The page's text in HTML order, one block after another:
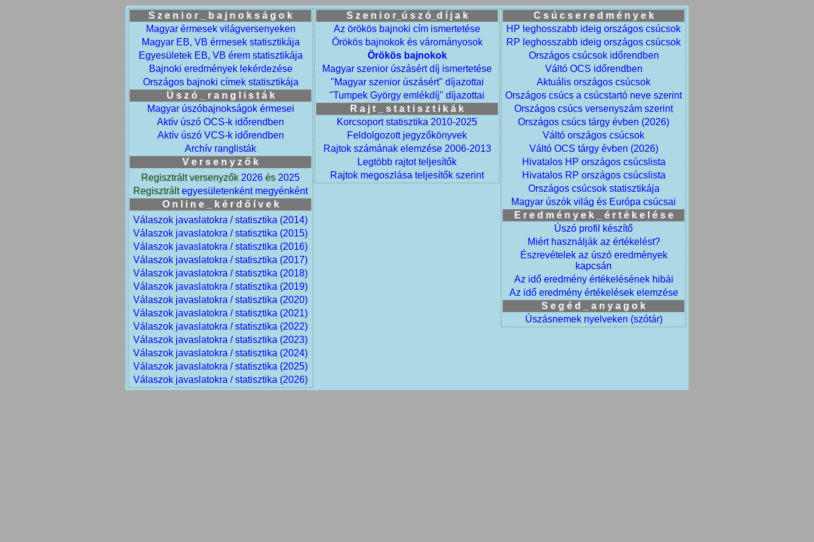
S z e n i o r _ b a j n o k s á g o k
Magyar érmesek világversenyeken
Magyar EB, VB érmesek statisztikája
Egyesületek EB, VB érem statisztikája
Bajnoki eredmények lekérdezése
Országos bajnoki címek statisztikája
Ú s z ó _ r a n g l i s t á k
Magyar úszóbajnokságok érmesei
Aktív úszó OCS-k időrendben
Aktív úszó VCS-k időrendben
Archív ranglisták
V e r s e n y z ő k
Regisztrált versenyzők 2026 és 2025
Regisztráltegyesületenként megyénként
O n l i n e _ k é r d ő í v e k
Válaszok javaslatokra /statisztika (2014)
Válaszok javaslatokra /statisztika (2015)
Válaszok javaslatokra /statisztika (2016)
Válaszok javaslatokra /statisztika (2017)
Válaszok javaslatokra /statisztika (2018)
Válaszok javaslatokra /statisztika (2019)
Válaszok javaslatokra /statisztika (2020)
Válaszok javaslatokra /statisztika (2021)
Válaszok javaslatokra /statisztika (2022)
Válaszok javaslatokra /statisztika (2023)
Válaszok javaslatokra /statisztika (2024)
Válaszok javaslatokra /statisztika (2025)
Válaszok javaslatokra /statisztika (2026)
S z e n i o r_ú s z ó_d í j a k
Az örökös bajnoki cím ismertetése
Örökös bajnokok és várományosok
Örökös bajnokok
Magyar szenior úszásért díj ismertetése
"Magyar szenior úszásért" díjazottai
"Tumpek György emlékdíj" díjazottai
R a j t _ s t a t i s z t i k á k
Korcsoport statisztika 2010-2025
Feldolgozott jegyzőkönyvek
Rajtok számának elemzése 2006-2013
Legtöbb rajtot teljesítők
Rajtok megoszlása teljesítők szerint
C s ú c s e r e d m é n y e k
HP leghosszabb ideig országos csúcsok
RP leghosszabb ideig országos csúcsok
Országos csúcsok időrendben
Váltó OCS időrendben
Aktuális országos csúcsok
Országos csúcs a csúcstartó neve szerint
Országos csúcs versenyszám szerint
Országos csúcs tárgy évben (2026)
Váltó országos csúcsok
Váltó OCS tárgy évben (2026)
Hivatalos HP országos csúcslista
Hivatalos RP országos csúcslista
Országos csúcsok statisztikája
Magyar úszók világ és Európa csúcsai
E r e d m é n y e k _ é r t é k e l é s e
Úszó profil készítő
Miért használják az értékelést?
Észrevételek az úszó eredmények
kapcsán
Az idő eredmény értékelésének hibái
Az idő eredmény értékelések elemzése
S e g é d _ a n y a g o k
Úszásnemek nyelveken (szótár)